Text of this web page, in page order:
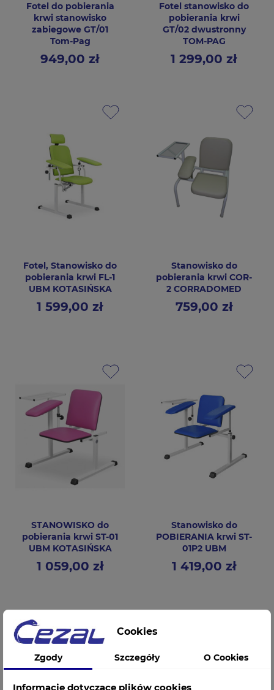
Fotel do pobierania
krwi stanowisko
zabiegowe GT/01
Tom-Pag
Cena949,00 zł
Fotel stanowisko do
pobierania krwi
GT/02 dwustronny
TOM-PAG
Cena1 299,00 zł
Fotel, Stanowisko do
pobierania krwi FL-1
UBM KOTASIŃSKA
Cena1 599,00 zł
Stanowisko do
pobierania krwi COR-
2 CORRADOMED
Cena759,00 zł
STANOWISKO do
pobierania krwi ST-01
UBM KOTASIŃSKA
Cena1 059,00 zł
Stanowisko do
POBIERANIA krwi ST-
01P2 UBM
Cena1 419,00 zł
Cookies
Zgody Szczegóły O Cookies
Informacje dotyczące plików cookies